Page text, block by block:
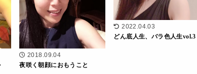
2018.09.04
夜咲く朝顔におもうこと
2022.04.03
どん底人生、バラ色人生vol.3